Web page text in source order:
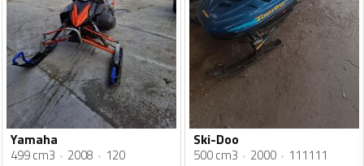
Yamaha
499 cm3 2008 120
Ski-Doo
500 cm3 2000 111111